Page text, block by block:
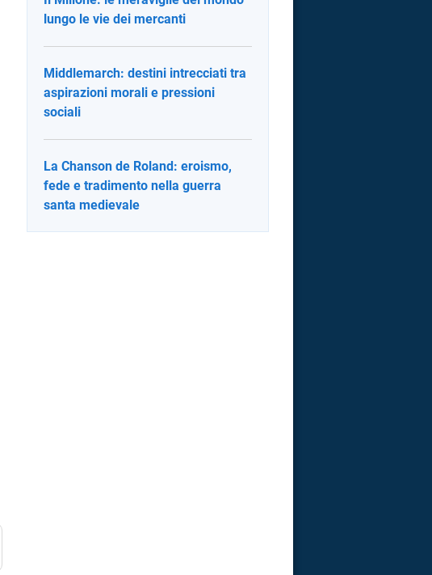
lungo le vie dei mercanti
Middlemarch: destini intrecciati tra
aspirazioni morali e pressioni
sociali
La Chanson de Roland: eroismo,
fede e tradimento nella guerra
santa medievale